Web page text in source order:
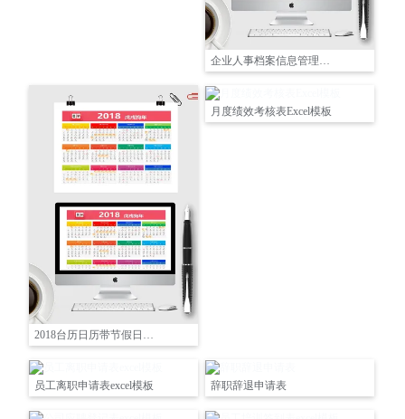
月度绩效考核表Excel模板
员工离职申请表excel模板 辞职辞退申请表